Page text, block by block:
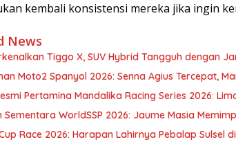
kembali konsistensi mereka jika ingin
News
Tiggo X, SUV Hybrid Tangguh dengan
Moto2 Spanyol 2026: Senna Agius Tercepat,
Pertamina Mandalika Racing Series 2026:
Sementara WorldSSP 2026: Jaume Masia
Race 2026: Harapan Lahirnya Pebalap Sulsel